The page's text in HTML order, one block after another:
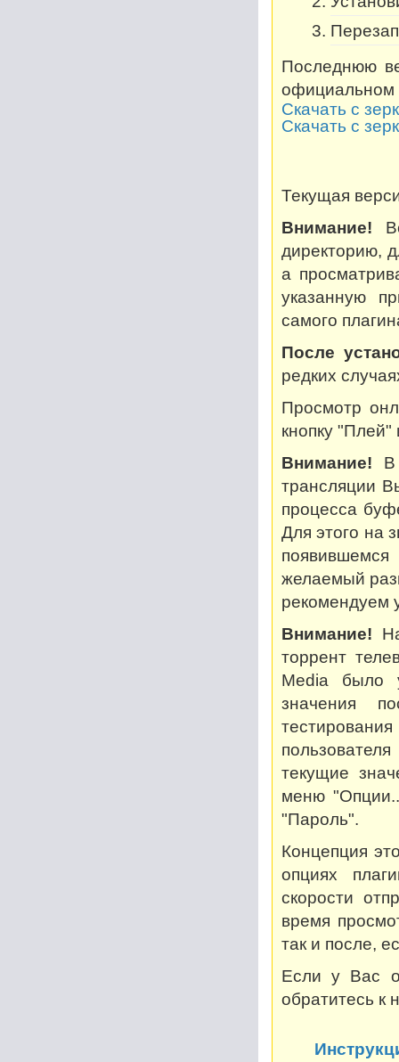
Последнюю
официальном
Скачать с
Скачать с
Текущая
Внимание!
директорию,
а
указанную
самого
После
редких
Просмотр
кнопку
Внимание! В
трансляции
процесса
Для этого на
желаемый
рекомендуем
Внимание!
торрент
Media было
значения
текущие
меню
"Пароль".
Концепция
опциях
скорости
время
так и после,
Если у Вас
обратитесь к